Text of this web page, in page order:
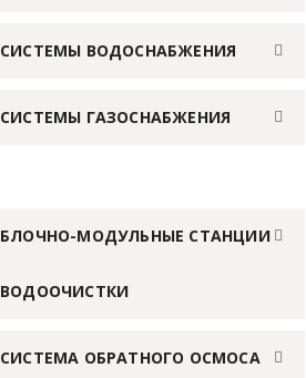
СИСТЕМЫ ВОДОСНАБЖЕНИЯ
СИСТЕМЫ ГАЗОСНАБЖЕНИЯ
БЛОЧНО-МОДУЛЬНЫЕ СТАНЦИИ
ВОДООЧИСТКИ
СИСТЕМА ОБРАТНОГО ОСМОСА